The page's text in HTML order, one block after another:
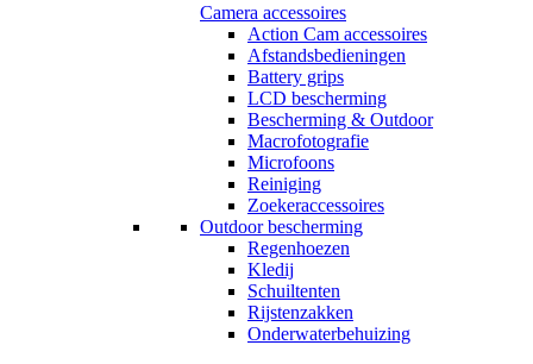
Camera accessoires
Action Cam accessoires
Afstandsbedieningen
Battery grips
LCD bescherming
Bescherming & Outdoor
Macrofotografie
Microfoons
Reiniging
Zoekeraccessoires
Outdoor bescherming
Regenhoezen
Kledij
Schuiltenten
Rijstenzakken
Onderwaterbehuizing